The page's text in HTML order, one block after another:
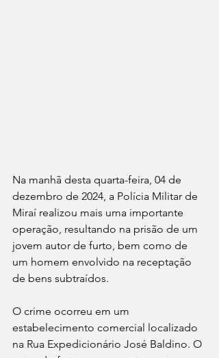
Na manhã desta quarta-feira, 04 de
dezembro de 2024, a Polícia Militar de
Miraí realizou mais uma importante
operação, resultando na prisão de um
jovem autor de furto, bem como de
um homem envolvido na receptação
de bens subtraídos.
O crime ocorreu em um
estabelecimento comercial localizado
na Rua Expedicionário José Baldino. O